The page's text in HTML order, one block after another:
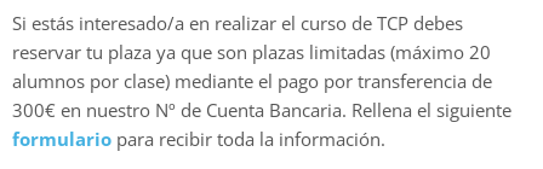
Si estás interesado/a en realizar el curso de TCP debes
reservar tu plaza ya que son plazas limitadas (máximo 20
alumnos por clase) mediante el pago por transferencia de
300€ en nuestro Nº de Cuenta Bancaria. Rellena el siguiente
formulario para recibir toda la información.